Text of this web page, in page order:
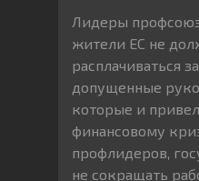
Лидеры
жители ЕС не
расплачиваться
допущенные
которые и
финансовому
профлидеров,
не сокращать